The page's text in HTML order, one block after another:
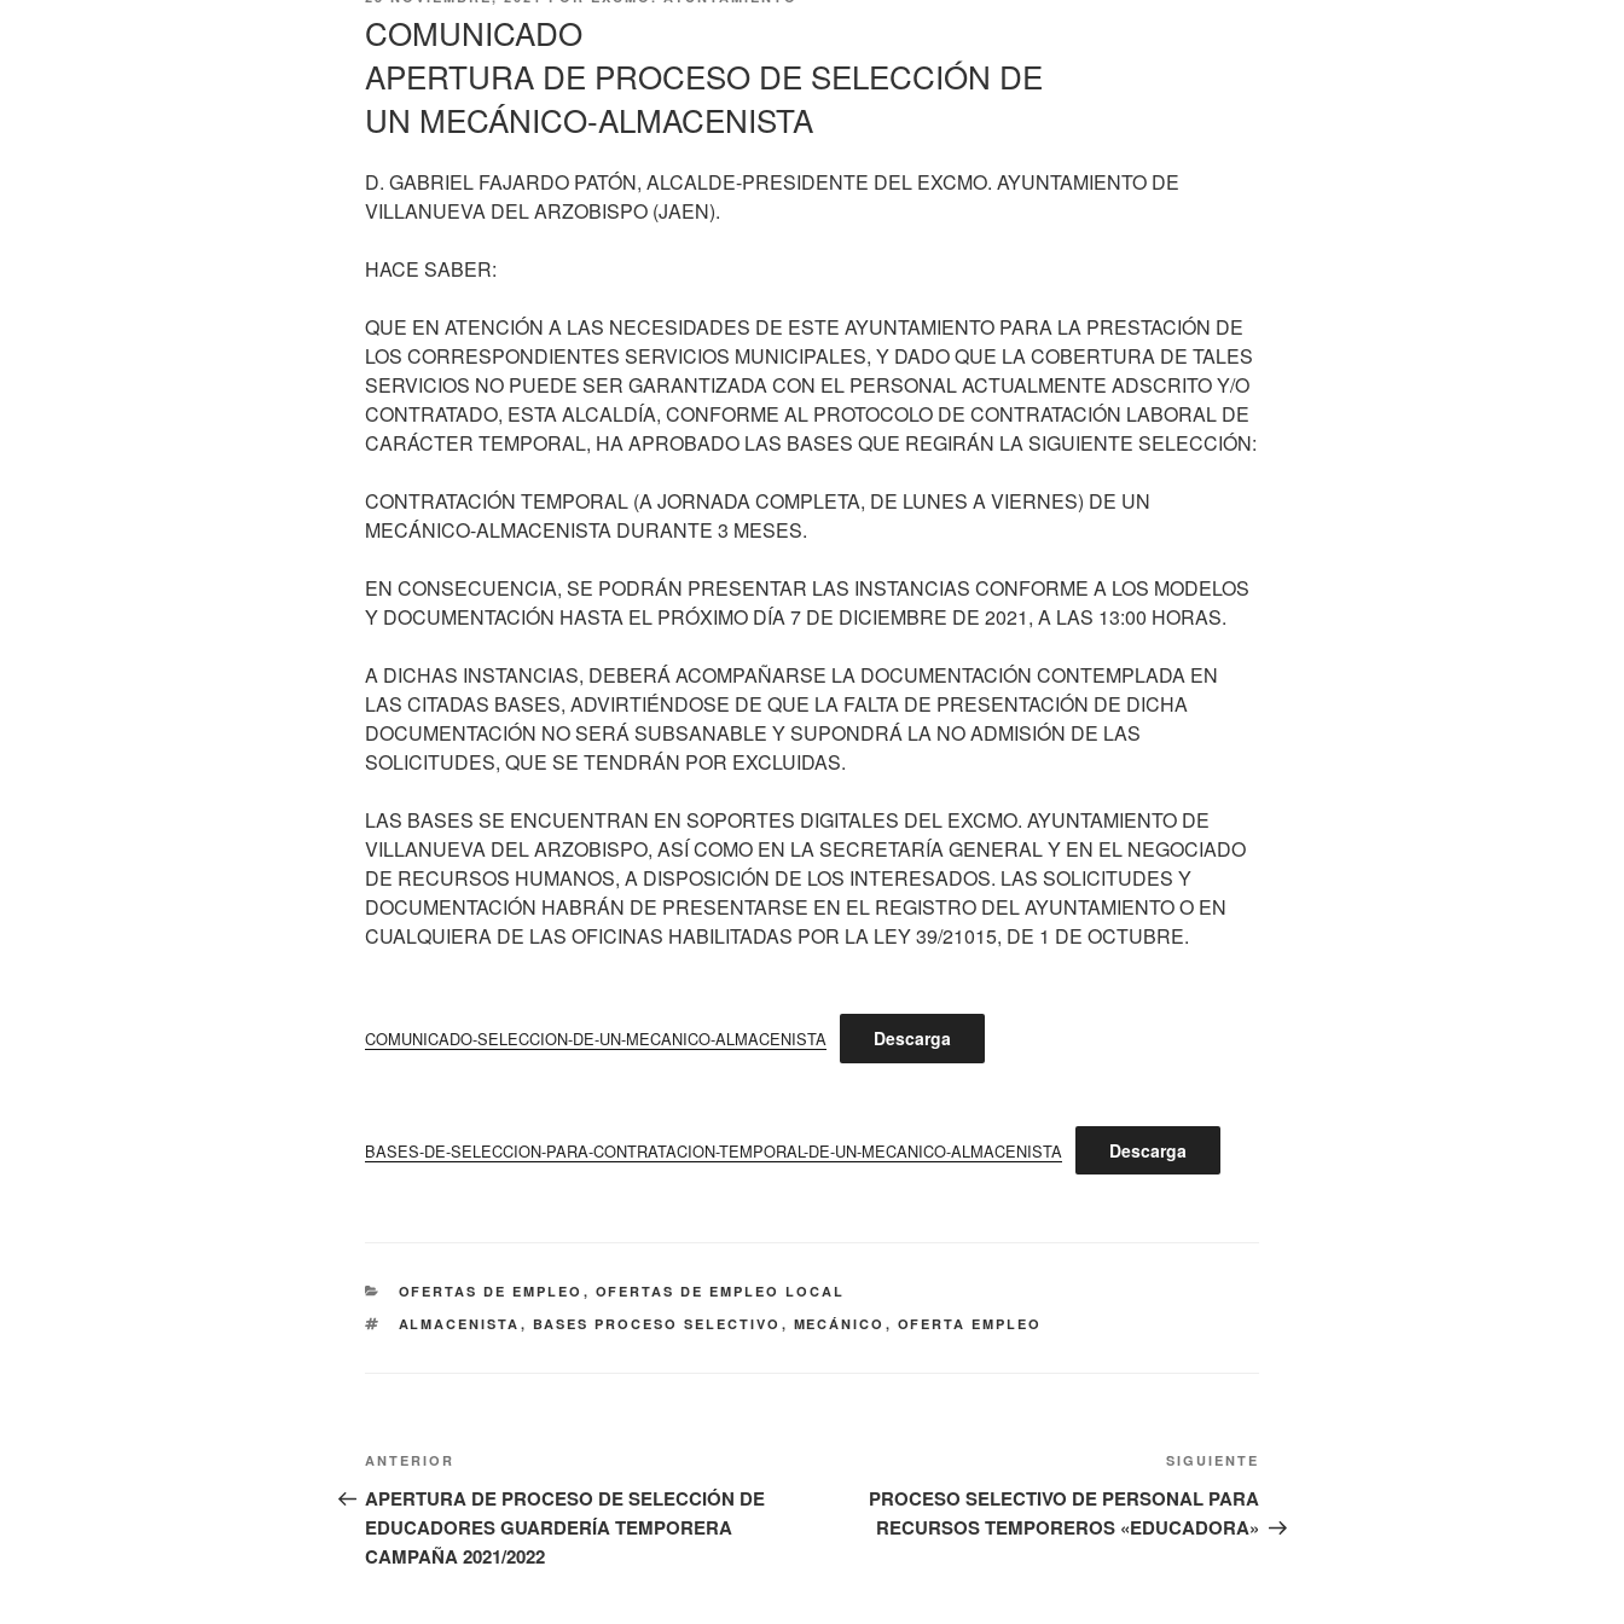
COMUNICADO
APERTURA DE PROCESO DE SELECCIÓN DE
UN MECÁNICO-ALMACENISTA
D. GABRIEL FAJARDO PATÓN, ALCALDE-PRESIDENTE DEL EXCMO. AYUNTAMIENTO DE
VILLANUEVA DEL ARZOBISPO (JAEN).
HACE SABER:
QUE EN ATENCIÓN A LAS NECESIDADES DE ESTE AYUNTAMIENTO PARA LA PRESTACIÓN DE
LOS CORRESPONDIENTES SERVICIOS MUNICIPALES, Y DADO QUE LA COBERTURA DE TALES
SERVICIOS NO PUEDE SER GARANTIZADA CON EL PERSONAL ACTUALMENTE ADSCRITO Y/O
CONTRATADO, ESTA ALCALDÍA, CONFORME AL PROTOCOLO DE CONTRATACIÓN LABORAL DE
CARÁCTER TEMPORAL, HA APROBADO LAS BASES QUE REGIRÁN LA SIGUIENTE SELECCIÓN:
CONTRATACIÓN TEMPORAL (A JORNADA COMPLETA, DE LUNES A VIERNES) DE UN
MECÁNICO-ALMACENISTA DURANTE 3 MESES.
EN CONSECUENCIA, SE PODRÁN PRESENTAR LAS INSTANCIAS CONFORME A LOS MODELOS
Y DOCUMENTACIÓN HASTA EL PRÓXIMO DÍA 7 DE DICIEMBRE DE 2021, A LAS 13:00 HORAS.
A DICHAS INSTANCIAS, DEBERÁ ACOMPAÑARSE LA DOCUMENTACIÓN CONTEMPLADA EN
LAS CITADAS BASES, ADVIRTIÉNDOSE DE QUE LA FALTA DE PRESENTACIÓN DE DICHA
DOCUMENTACIÓN NO SERÁ SUBSANABLE Y SUPONDRÁ LA NO ADMISIÓN DE LAS
SOLICITUDES, QUE SE TENDRÁN POR EXCLUIDAS.
LAS BASES SE ENCUENTRAN EN SOPORTES DIGITALES DEL EXCMO. AYUNTAMIENTO DE
VILLANUEVA DEL ARZOBISPO, ASÍ COMO EN LA SECRETARÍA GENERAL Y EN EL NEGOCIADO
DE RECURSOS HUMANOS, A DISPOSICIÓN DE LOS INTERESADOS. LAS SOLICITUDES Y
DOCUMENTACIÓN HABRÁN DE PRESENTARSE EN EL REGISTRO DEL AYUNTAMIENTO O EN
CUALQUIERA DE LAS OFICINAS HABILITADAS POR LA LEY 39/21015, DE 1 DE OCTUBRE.
COMUNICADO-SELECCION-DE-UN-MECANICO-ALMACENISTA Descarga
BASES-DE-SELECCION-PARA-CONTRATACION-TEMPORAL-DE-UN-MECANICO-ALMACENISTA Descarga
CATEGORÍAS
OFERTAS DE EMPLEO , OFERTAS DE EMPLEO LOCAL
ETIQUETAS
ALMACENISTA , BASES PROCESO SELECTIVO , MECÁNICO , OFERTA EMPLEO
Navegación
de
entradas
Entrada
anterior:
ANTERIOR
APERTURA DE PROCESO DE SELECCIÓN DE
EDUCADORES GUARDERÍA TEMPORERA
CAMPAÑA 2021/2022
SIGUIENTE
PROCESO SELECTIVO DE PERSONAL PARA
RECURSOS TEMPOREROS «EDUCADORA»